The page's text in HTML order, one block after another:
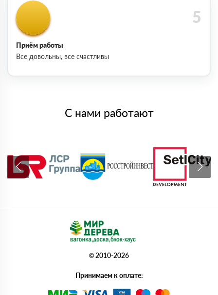
Приём работы
Все довольны, все счастливы
С нами работают
© 2010-2026
Принимаем к оплате: